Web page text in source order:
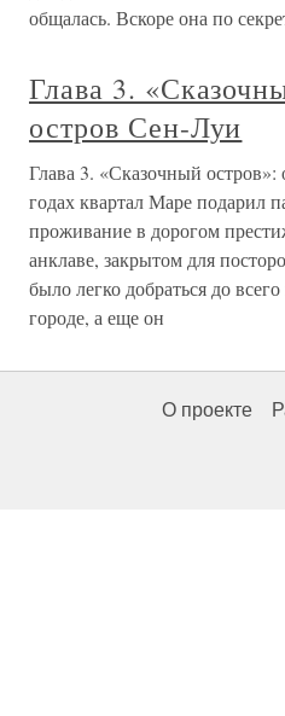
общалась. Вскоре она по
Глава 3.
остров Сен-Луи
Глава 3. «Сказочный
годах квартал Маре подарил
проживание в дорогом
анклаве, закрытом для
было легко добраться до
городе, а еще он
О проекте